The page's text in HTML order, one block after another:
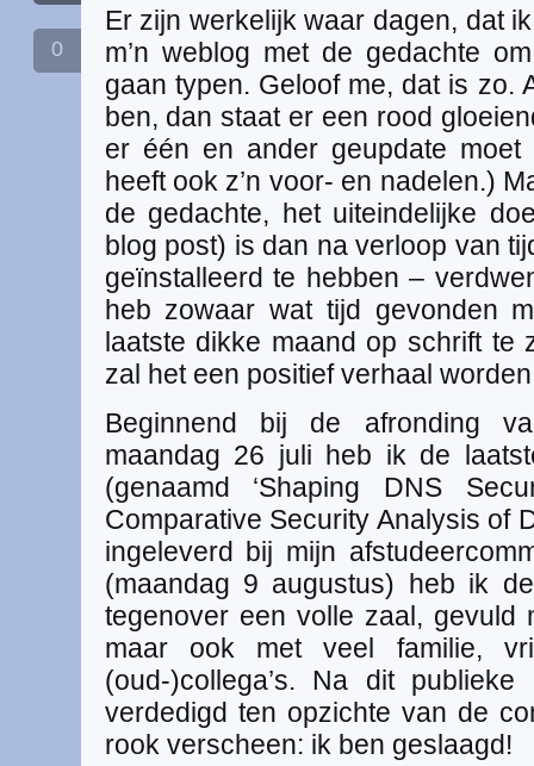
0
Er zijn werkelijk waar dagen, dat
m’n weblog met de gedachte
gaan typen. Geloof me, dat is zo.
ben, dan staat er een rood
er één en ander geupdate moet
heeft ook z’n voor- en nadelen.)
de gedachte, het uiteindelijke
blog post) is dan na verloop van
geïnstalleerd te hebben –
heb zowaar wat tijd gevonden
laatste dikke maand op schrift te
zal het een positief verhaal
Beginnend bij de afronding
maandag 26 juli heb ik de
(genaamd ‘Shaping DNS
Comparative Security Analysis of
ingeleverd bij mijn
(maandag 9 augustus) heb ik
tegenover een volle zaal, gevuld
maar ook met veel familie,
(oud-)collega’s. Na dit
verdedigd ten opzichte van de
rook verscheen: ik ben geslaagd!